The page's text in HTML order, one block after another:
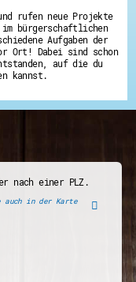
rufen neue Projekte
bürgerschaftlichen
Aufgaben der
Ort! Dabei sind schon
auf die du
kannst.
nach einer PLZ.
in der Karte